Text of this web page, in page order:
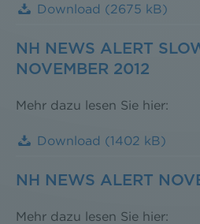
Download (2675 kB)
NH NEWS ALERT
NOVEMBER 2012
Mehr dazu lesen Sie hier:
Download (1402 kB)
NH NEWS ALERT
Mehr dazu lesen Sie hier: